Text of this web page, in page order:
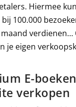
Hiermee
100.000
verdienen…
je eigen
E-
verkopen